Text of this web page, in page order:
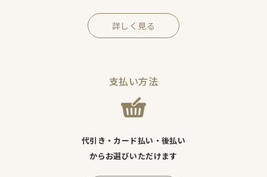
詳しく見る
支払い方法
代引き・カード払い・後払い
からお選びいただけます